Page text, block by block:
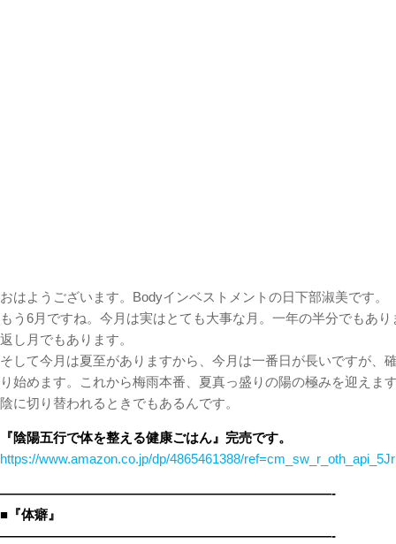
おはようございます。Bodyインベストメントの日下部淑美です。
もう6月ですね。今月は実はとても大事な月。一年の半分でもあ
返し月でもあります。
そして今月は夏至がありますから、今月は一番日が長いですが、
り始めます。これから梅雨本番、夏真っ盛りの陽の極みを迎えま
陰に切り替われるときでもあるんです。
『陰陽五行で体を整える健康ごはん』完売です。
https://www.amazon.co.jp/dp/4865461388/
—————————————————————————-
■『体癖』
—————————————————————————-